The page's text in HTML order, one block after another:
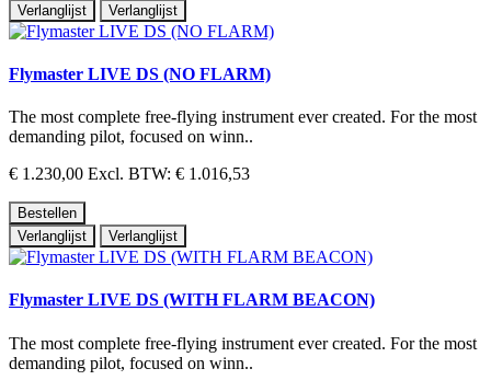
Verlanglijst
Verlanglijst
Flymaster LIVE DS (NO FLARM)
The most complete free-flying instrument ever created. For the most
demanding pilot, focused on winn..
€ 1.230,00 Excl. BTW: € 1.016,53
Bestellen
Verlanglijst
Verlanglijst
Flymaster LIVE DS (WITH FLARM BEACON)
The most complete free-flying instrument ever created. For the most
demanding pilot, focused on winn..